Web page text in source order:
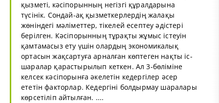
қызметі, кәсіпорынның негізгі құралдарына
түсінік. Сондай-ақ қызметкерлердің жалақы
жөніндегі мәліметтер, тікелей есептеу әдістері
берілген. Кәсіпорынның тұрақты жұмыс істеуін
қамтамасыз ету үшін олардың экономикалық
ортасын жақсартуға арналған көптеген нақты іс-
шаралар қарастырылып кеткен. Ал 3-бөліміне
келсек кәсіпорынға әкелетін кедергілер әсер
ететін факторлар. Кедергіні болдырмау шаралары
көрсетіліп айтылған. ....